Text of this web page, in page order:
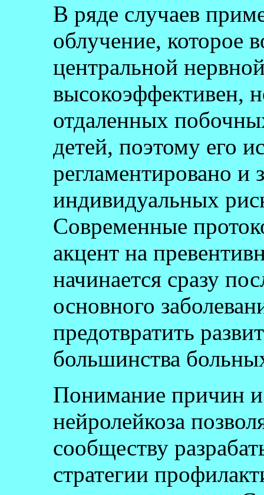
В ряде случаев
облучение, которое
центральной
высокоэффективен,
отдаленных
детей, поэтому его
регламентировано и
индивидуальных
Современные
акцент на
начинается сразу
основного
предотвратить
большинства
Понимание причин и
нейролейкоза
сообществу
стратегии